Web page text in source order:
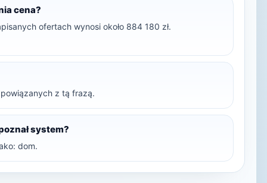
cena?
ofertach wynosi około 884 180 zł.
z tą frazą.
system?
dom.